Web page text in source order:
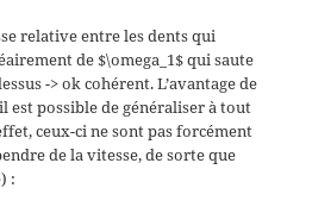
relative entre les dents qui
de $\omega_1$ qui saute
-> ok cohérent. L’avantage de
est possible de généraliser à tout
ceux-ci ne sont pas forcément
de la vitesse, de sorte que
: